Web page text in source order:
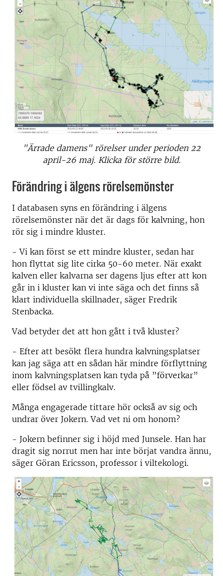
"Ärrade damens" rörelser under perioden 22
april-26 maj. Klicka för större bild.
Förändring i älgens rörelsemönster
I databasen syns en förändring i älgens
rörelsemönster när det är dags för kalvning, hon
rör sig i mindre kluster.
- Vi kan först se ett mindre kluster, sedan har
hon flyttat sig lite cirka 50-60 meter. När exakt
kalven eller kalvarna ser dagens ljus efter att kon
går in i kluster kan vi inte säga och det finns så
klart individuella skillnader, säger Fredrik
Stenbacka.
Vad betyder det att hon gått i två kluster?
- Efter att besökt flera hundra kalvningsplatser
kan jag säga att en sådan här mindre förflyttning
inom kalvningsplatsen kan tyda på ”förverkar”
eller födsel av tvillingkalv.
Många engagerade tittare hör också av sig och
undrar över Jokern. Vad vet ni om honom?
- Jokern befinner sig i höjd med Junsele. Han har
dragit sig norrut men har inte börjat vandra ännu,
säger Göran Ericsson, professor i viltekologi.